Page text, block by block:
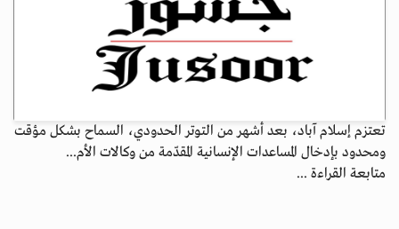
تعتزم إسلام آباد، بعد أشهر من التوتر الحدودي، السماح بشكل مؤقت
ومحدود بإدخال المساعدات الإنسانية المقدّمة من وكالات الأم...
متابعة القراءة ...